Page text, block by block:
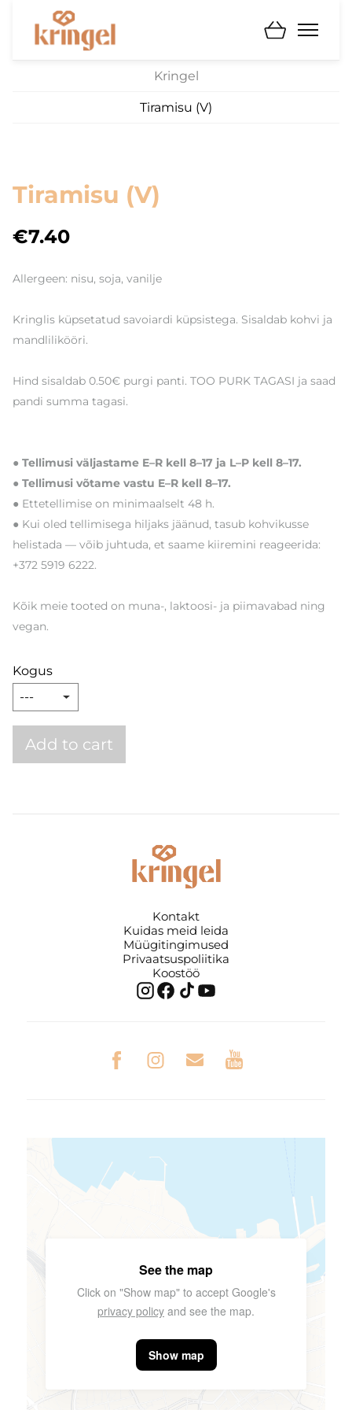
Kringel
Tiramisu (V)
Tiramisu (V)
€7.40
Allergeen: nisu, soja, vanilje
Kringlis küpsetatud savoiardi küpsistega. Sisaldab kohvi ja
mandlilikööri.
Hind sisaldab 0.50€ purgi panti. TOO PURK TAGASI ja saad
pandi summa tagasi.
● Tellimusi väljastame E–R kell 8–17 ja L–P kell 8–17.
● Tellimusi võtame vastu E–R kell 8–17.
● Ettetellimise on minimaalselt 48 h.
● Kui oled tellimisega hiljaks jäänud, tasub kohvikusse
helistada — võib juhtuda, et saame kiiremini reageerida:
+372 5919 6222.
Kõik meie tooted on muna-, laktoosi- ja piimavabad ning
vegan.
Kogus
Add to cart
Kontakt
Kuidas meid leida
Müügitingimused
Privaatsuspoliitika
Koostöö
See the map
Click on "Show map" to accept Google's
privacy policy and see the map.
Show map